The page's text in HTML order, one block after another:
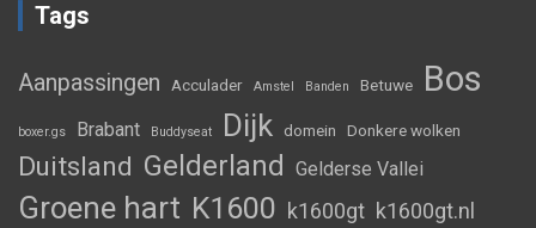
Tags
Aanpassingen Acculader Amstel Banden Betuwe Bos
boxer.gs Brabant Buddyseat Dijk domein Donkere wolken
Duitsland Gelderland Gelderse Vallei
Groene hart K1600 k1600gt k1600gt.nl